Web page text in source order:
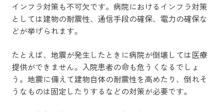
インフラ対策も不可欠です。病院におけるインフラ対策
としては建物の耐震性、通信手段の確保、電力の確保な
どが挙げられます。
たとえば、地震が発生したときに病院が倒壊しては医療
提供ができません。入院患者の命も危うくなるでしょ
う。地震に備えて建物自体の耐震性を高めたり、倒れそ
うなものは固定したりするなどの対策が必要です。